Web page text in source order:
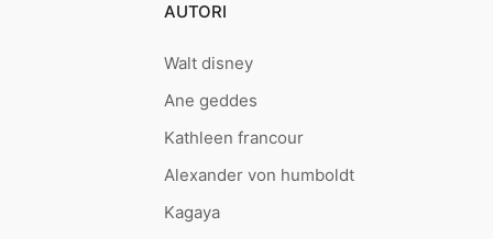
AUTORI
Walt disney
Ane geddes
Kathleen francour
Alexander von humboldt
Kagaya